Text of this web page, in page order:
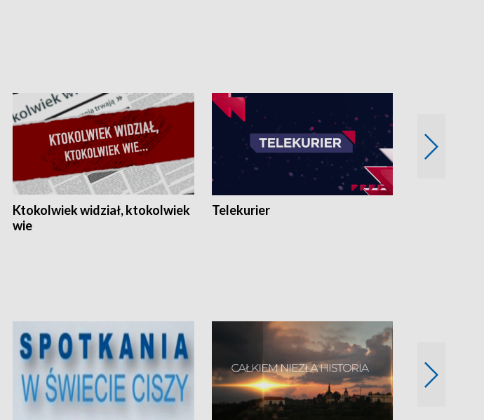
Ktokolwiek widział, ktokolwiek
wie
Telekurier